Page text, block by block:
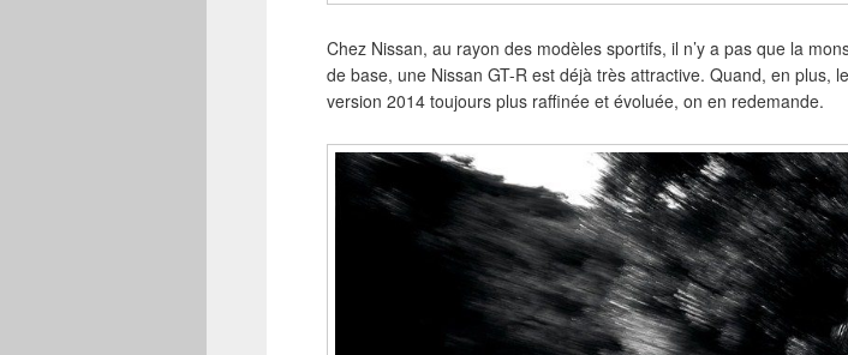
Chez Nissan, au rayon des modèles sportifs, il n’y a pas que la
de base, une Nissan GT-R est déjà très attractive. Quand, en plus,
version 2014 toujours plus raffinée et évoluée, on en redemande.